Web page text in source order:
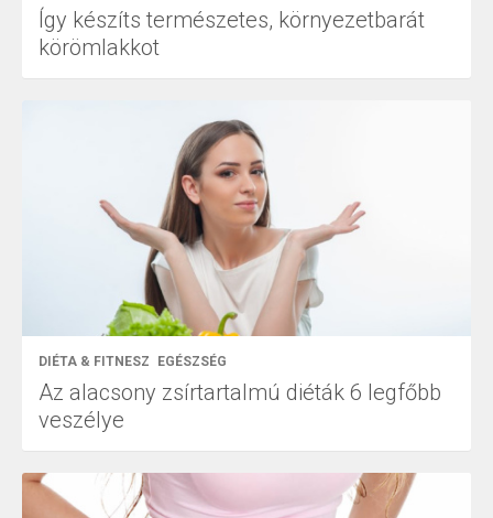
Így készíts természetes, környezetbarát
körömlakkot
DIÉTA & FITNESZ EGÉSZSÉG
Az alacsony zsírtartalmú diéták 6 legfőbb
veszélye